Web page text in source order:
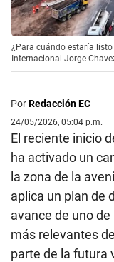
¿Para cuándo estaría
Internacional Jorge
PorRedacción EC
24/05/2026, 05:04 p.m.
El reciente inicio
ha activado un
la zona de la
aplica un plan de
avance de uno
más relevantes
parte de la futura